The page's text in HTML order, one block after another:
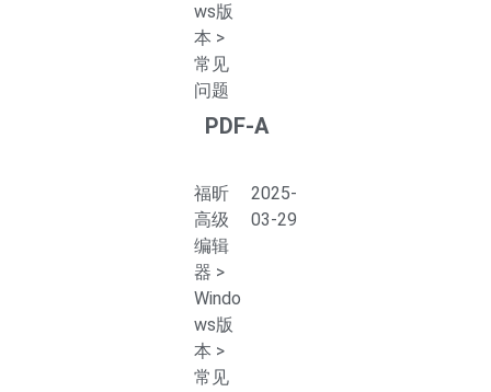
ws版
本 >
常见
问题
PDF-A
福昕
高级
编辑
器 >
Windo
ws版
本 >
常见
2025-
03-29